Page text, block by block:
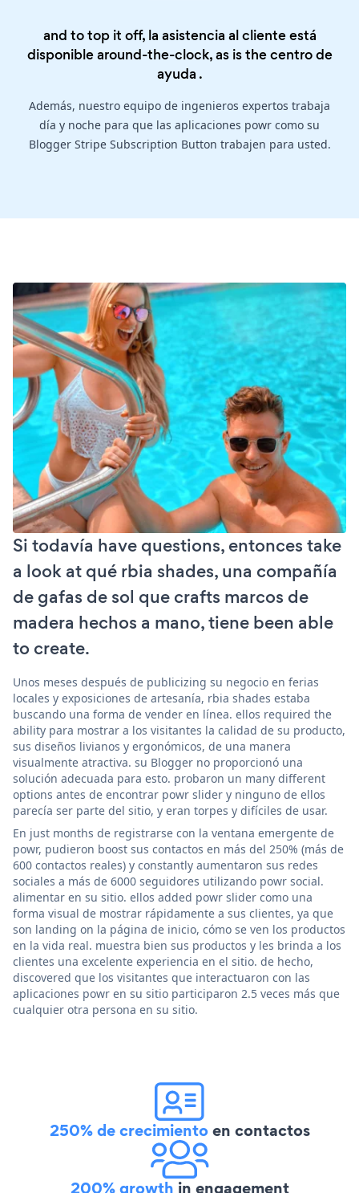
and to top it off, la asistencia al cliente está
disponible around-the-clock, as is thecentro de
ayuda .
Además, nuestro equipo de ingenieros expertos trabaja
día y noche para que las aplicaciones powr como su
Blogger Stripe Subscription Button trabajen para usted.
Si todavía have questions, entonces take
a look at qué rbia shades, una compañía
de gafas de sol que crafts marcos de
madera hechos a mano, tiene been able
to create.
Unos meses después de publicizing su negocio en ferias
locales y exposiciones de artesanía, rbia shades estaba
buscando una forma de vender en línea. ellos required the
ability para mostrar a los visitantes la calidad de su producto,
sus diseños livianos y ergonómicos, de una manera
visualmente atractiva. su Blogger no proporcionó una
solución adecuada para esto. probaron un many different
options antes de encontrar powr slider y ninguno de ellos
parecía ser parte del sitio, y eran torpes y difíciles de usar.
En just months de registrarse con la ventana emergente de
powr, pudieron boost sus contactos en más del 250% (más de
600 contactos reales) y constantly aumentaron sus redes
sociales a más de 6000 seguidores utilizando powr social.
alimentar en su sitio. ellos added powr slider como una
forma visual de mostrar rápidamente a sus clientes, ya que
son landing on la página de inicio, cómo se ven los productos
en la vida real. muestra bien sus productos y les brinda a los
clientes una excelente experiencia en el sitio. de hecho,
discovered que los visitantes que interactuaron con las
aplicaciones powr en su sitio participaron 2.5 veces más que
cualquier otra persona en su sitio.
250% de crecimientoen contactos
200% growth in engagement